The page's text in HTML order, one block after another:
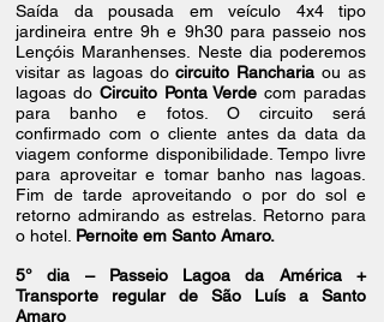
Saída da pousada em veículo 4x4 tipo
jardineira entre 9h e 9h30 para passeio nos
Lençóis Maranhenses. Neste dia poderemos
visitar as lagoas docircuito Rancharia ou as
lagoas do Circuito Ponta Verde com paradas
para banho e fotos. O circuito será
confirmado com o cliente antes da data da
viagem conforme disponibilidade. Tempo livre
para aproveitar e tomar banho nas lagoas.
Fim de tarde aproveitando o por do sol e
retorno admirando as estrelas. Retorno para
o hotel. Pernoite em Santo Amaro.
5° dia – Passeio Lagoa da América +
Transporte regular de São Luís a Santo
Amaro